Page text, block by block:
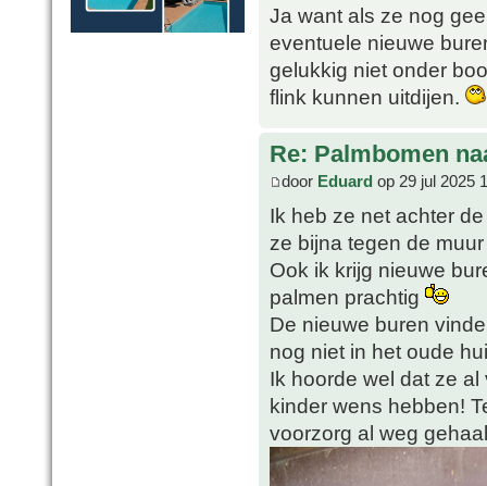
Ja want als ze nog
eventuele nieuwe
gelukkig niet onder
flink kunnen uitdijen.
Re: Palmbomen
door Eduard op 29 jul 2025
Ik heb ze net achter
ze bijna tegen de
Ook ik krijg nieuwe
palmen prachtig
De nieuwe buren
nog niet in het oude
Ik hoorde wel dat ze
kinder wens hebben!
voorzorg al weg